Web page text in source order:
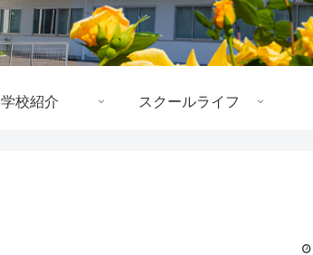
学校紹介 スクールライフ